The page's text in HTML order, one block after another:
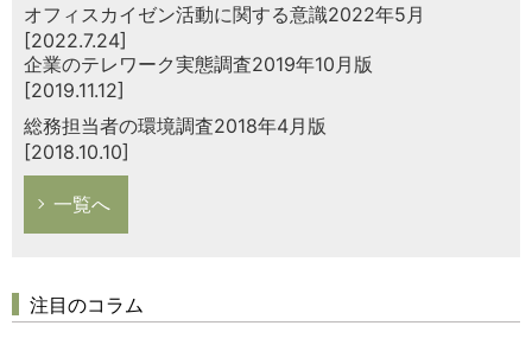
オフィスカイゼン活動に関する意識2022年5月
[2022.7.24]
企業のテレワーク実態調査2019年10月版
[2019.11.12]
総務担当者の環境調査2018年4月版
[2018.10.10]
一覧へ
注目のコラム